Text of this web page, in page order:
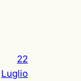
22
Luglio